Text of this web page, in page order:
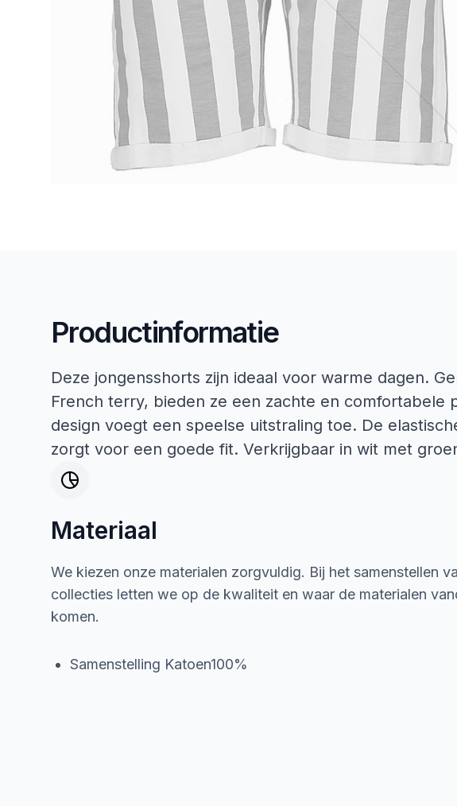
Productinformatie
Deze jongensshorts zijn ideaal voor warme dagen.
French terry, bieden ze een zachte en comfortabele
design voegt een speelse uitstraling toe. De
zorgt voor een goede fit. Verkrijgbaar in wit met
Materiaal
We kiezen onze materialen zorgvuldig. Bij het samenstellen
collecties letten we op de kwaliteit en waar de materialen
komen.
Samenstelling Katoen100%